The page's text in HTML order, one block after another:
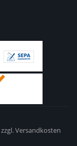
zzgl. Versandkosten